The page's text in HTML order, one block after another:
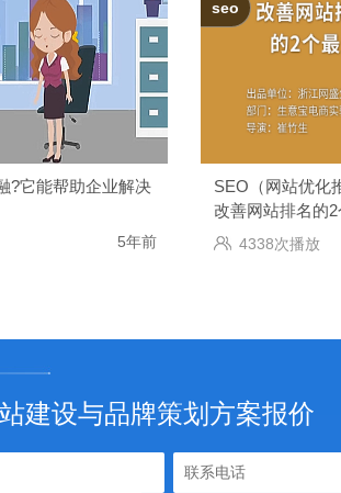
?它能帮助企业解决
5年前
SEO（网站优化
改善网站排名的
4338次播放
seo
建设与品牌策划方案报价